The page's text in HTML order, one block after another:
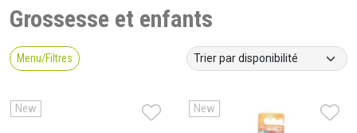
Grossesse et enfants
Menu/Filtres
New New